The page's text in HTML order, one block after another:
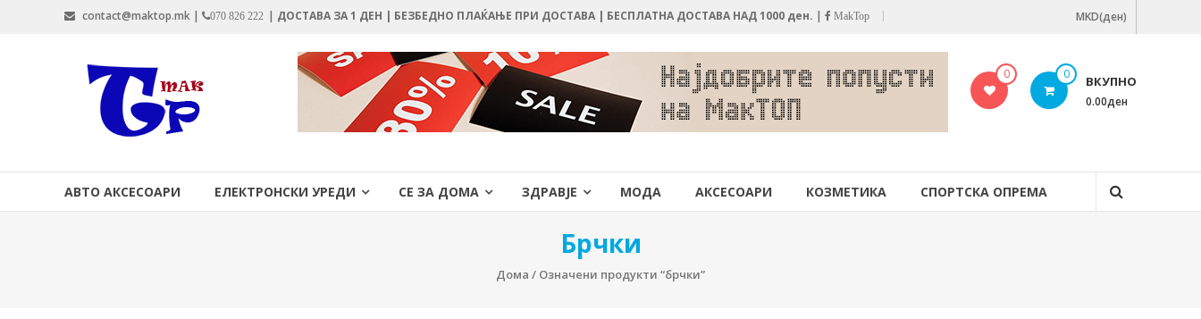
contact@maktop.mk | 070 826 222 | ДОСТАВА ЗА 1 ДЕН | БЕЗБЕДНО ПЛАЌАЊЕ ПРИ ДОСТАВА | БЕСПЛАТНА ДОСТАВА НАД 1000 ден. | MakTop MKD(ден)
MAKTOP.MK 0 0 ВКУПНО
0.00ден
АВТО АКСЕСОАРИ ЕЛЕКТРОНСКИ УРЕДИ СЕ ЗА ДОМА ЗДРАВЈЕ МОДА АКСЕСОАРИ КОЗМЕТИКА СПОРТСКА ОПРЕМА
Брчки
Дома / Означени продукти “брчки”